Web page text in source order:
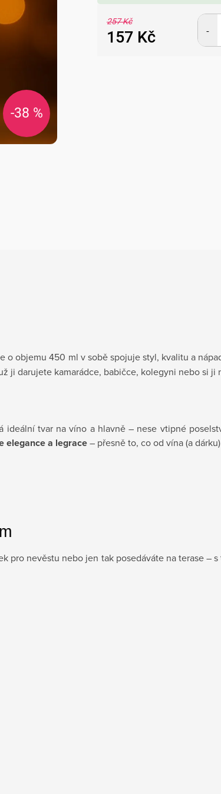
-38 %
257 Kč
157 Kč
o objemu 450 ml v sobě spojuje styl, kvalitu a
ji darujete kamarádce, babičce, kolegyni nebo si ji
tvar na víno a hlavně – nese vtipné
elegance a legrace– přesně to, co od vína (a
pro nevěstu nebo jen tak posedáváte na terase –